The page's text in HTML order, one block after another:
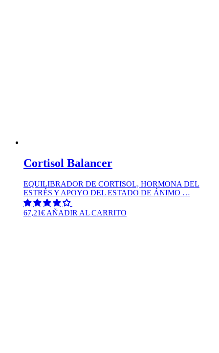
Cortisol Balancer
EQUILIBRADOR DE CORTISOL, HORMONA DEL
ESTRÉS Y APOYO DEL ESTADO DE ÁNIMO …
67,21€ AÑADIR AL CARRITO